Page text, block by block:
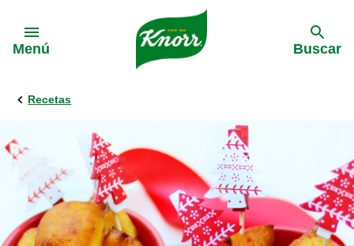
Menú Buscar
Recetas